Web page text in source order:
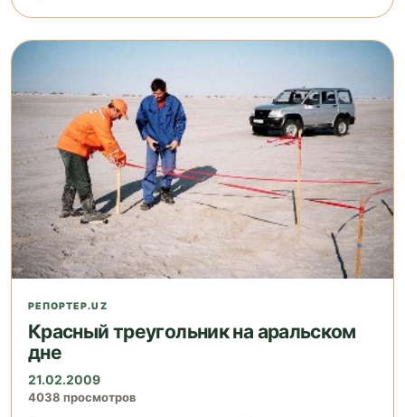
РЕПОРТЕР.UZ
Красный треугольник на аральском
дне
21.02.2009
4038 просмотров